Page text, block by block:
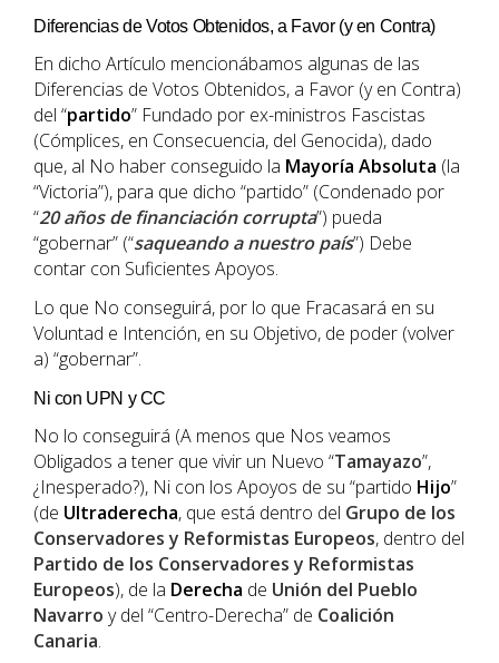
Diferencias de Votos Obtenidos, a Favor (y en Contra)
En dicho Artículo mencionábamos algunas de las
Diferencias de Votos Obtenidos, a Favor (y en Contra)
del “partido” Fundado por ex-ministros Fascistas
(Cómplices, en Consecuencia, del Genocida), dado
que, al No haber conseguido la Mayoría Absoluta (la
“Victoria”), para que dicho “partido” (Condenado por
“20 años de financiación corrupta”) pueda
“gobernar” (“saqueando a nuestro país”) Debe
contar con Suficientes Apoyos.
Lo que No conseguirá, por lo que Fracasará en su
Voluntad e Intención, en su Objetivo, de poder (volver
a) “gobernar”.
Ni con UPN y CC
No lo conseguirá (A menos que Nos veamos
Obligados a tener que vivir un Nuevo “Tamayazo”,
¿Inesperado?), Ni con los Apoyos de su “partido Hijo”
(de Ultraderecha, que está dentro del Grupo de los
Conservadores y Reformistas Europeos, dentro del
Partido de los Conservadores y Reformistas
Europeos), de la Derecha de Unión del Pueblo
Navarro y del “Centro-Derecha” de Coalición
Canaria.